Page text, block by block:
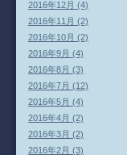
2016年12月 (4)
2016年11月 (2)
2016年10月 (2)
2016年9月 (4)
2016年8月 (3)
2016年7月 (12)
2016年5月 (4)
2016年4月 (2)
2016年3月 (2)
2016年2月 (3)